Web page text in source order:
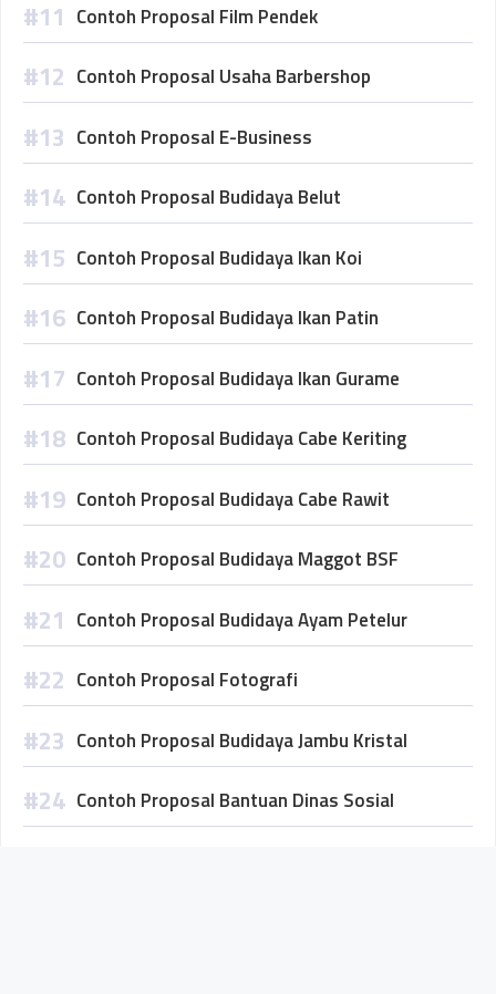
Contoh Proposal Film Pendek
Contoh Proposal Usaha Barbershop
Contoh Proposal E-Business
Contoh Proposal Budidaya Belut
Contoh Proposal Budidaya Ikan Koi
Contoh Proposal Budidaya Ikan Patin
Contoh Proposal Budidaya Ikan Gurame
Contoh Proposal Budidaya Cabe Keriting
Contoh Proposal Budidaya Cabe Rawit
Contoh Proposal Budidaya Maggot BSF
Contoh Proposal Budidaya Ayam Petelur
Contoh Proposal Fotografi
Contoh Proposal Budidaya Jambu Kristal
Contoh Proposal Bantuan Dinas Sosial